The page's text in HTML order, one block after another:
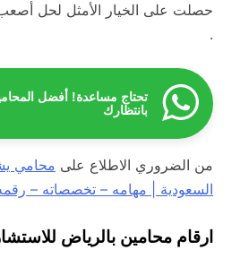
حصلت على الخيار الأمثل لحل أصعب
.
تحتاج مساعدة! أفضل
بانتظارك
من الضروري الاطلاع على محامي
السعودية | مهامه – تخصصاته –
ارقام محامين بالرياض